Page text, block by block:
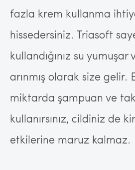
fazla krem kullanma
hissedersiniz. Triasoft
kullandığınız su yumuşar
arınmış olarak size gelir.
miktarda şampuan ve
kullanırsınız, cildiniz de
etkilerine maruz kalmaz.